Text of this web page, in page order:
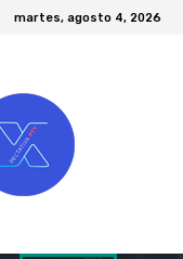
martes, agosto 4, 2026